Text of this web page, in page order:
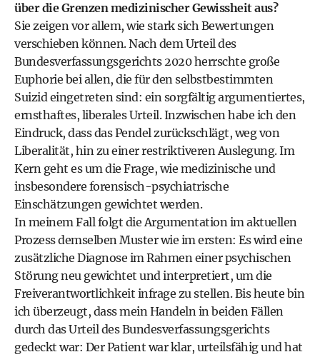
über die Grenzen medizinischer Gewissheit aus?
Sie zeigen vor allem, wie stark sich Bewertungen
verschieben können. Nach dem Urteil des
Bundesverfassungsgerichts 2020 herrschte große
Euphorie bei allen, die für den selbstbestimmten
Suizid eingetreten sind: ein sorgfältig argumentiertes,
ernsthaftes, liberales Urteil. Inzwischen habe ich den
Eindruck, dass das Pendel zurückschlägt, weg von
Liberalität, hin zu einer restriktiveren Auslegung. Im
Kern geht es um die Frage, wie medizinische und
insbesondere forensisch-psychiatrische
Einschätzungen gewichtet werden.
In meinem Fall folgt die Argumentation im aktuellen
Prozess demselben Muster wie im ersten: Es wird eine
zusätzliche Diagnose im Rahmen einer psychischen
Störung neu gewichtet und interpretiert, um die
Freiverantwortlichkeit infrage zu stellen. Bis heute bin
ich überzeugt, dass mein Handeln in beiden Fällen
durch das Urteil des Bundesverfassungsgerichts
gedeckt war: Der Patient war klar, urteilsfähig und hat